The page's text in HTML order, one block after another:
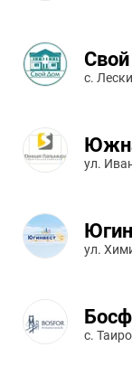
c.
ул.
ул.
c.